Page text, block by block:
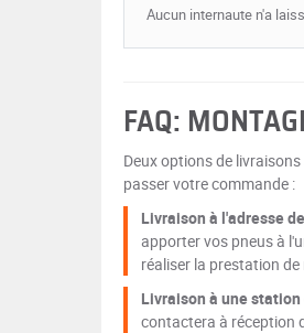
Aucun internaute n'a
FAQ:
Deux options de
passer votre commande :
Livraison à l'adresse
apporter vos pneus à
réaliser la prestation
Livraison à une
contactera à réception